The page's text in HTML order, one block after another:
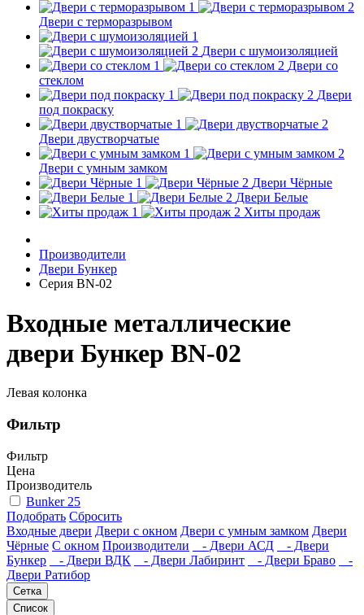
Двери с терморазрывом
Двери с шумоизоляцией
Двери со
стеклом
Двери
под покраску
Двери двустворчатые
Двери с умным замком
Двери Чёрные
Двери Белые
Хиты продаж
Производители
Двери Бункер
Серия BN-02
Входные металлические
двери Бункер BN-02
Левая колонка
Фильтр
Фильтр
Цена
Производитель
Bunker 25
Подобрать Сбросить
Входные двери Двери с окном Двери с умным замком Двери
Чёрные C окном Производители - Двери АСД
- Двери
Бункер
- Двери ВДК - Двери Лабиринт - Двери Браво
-
Двери Ратибор
Сетка
Список